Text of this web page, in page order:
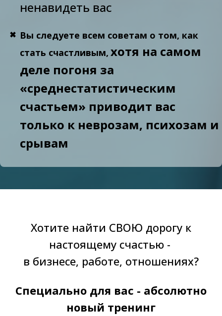
ненавидеть вас
Вы следуете всем советам о том, как
стать счастливым, хотя на самом
деле погоня за
«среднестатистическим
счастьем» приводит вас
только к неврозам, психозам и
срывам
Хотите найти СВОЮ дорогу к
настоящему счастью -
в бизнесе, работе, отношениях?
Специально для вас - абсолютно
новый тренинг